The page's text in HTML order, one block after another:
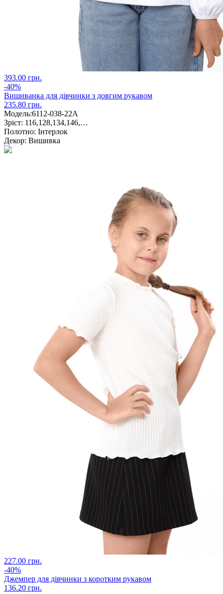
393.00 грн.
-40%
Вишиванка для дівчинки з довгим рукавом
235.80 грн.
Модель:6112-038-22А
Зріст: 116,128,134,146,…
Полотно: Інтерлок
Декор: Вишивка
227.00 грн.
-40%
Джемпер для дівчинки з коротким рукавом
136.20 грн.